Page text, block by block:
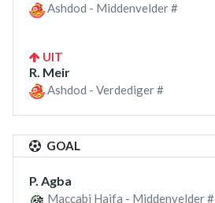
Ashdod - Middenvelder #
UIT
R. Meir
Ashdod - Verdediger #
GOAL
P. Agba
Maccabi Haifa - Middenvelder #